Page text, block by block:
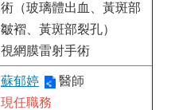
術（玻璃體出血、黃斑部
皺褶、黃斑部裂孔）
視網膜雷射手術
蘇郁婷
醫師
現任職務